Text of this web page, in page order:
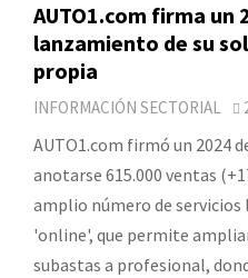
AUTO1.com firma un
lanzamiento de su
propia
INFORMACIÓN SECTORIAL
AUTO1.com firmó un 2024
anotarse 615.000 ventas
amplio número de
'online', que permite
subastas a profesional,